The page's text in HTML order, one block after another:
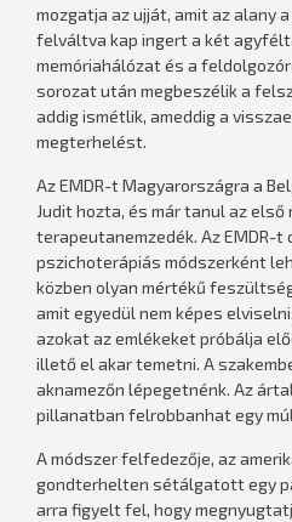
mozgatja az ujját, amit az alany
felváltva kap ingert a két
memóriahálózat és a
sorozat után megbeszélik a
addig ismétlik, ameddig a
megterhelést.
Az EMDR-t Magyarországra a
Judit hozta, és már tanul az első
terapeutanemzedék. Az EMDR-t
pszichoterápiás módszerként
közben olyan mértékű
amit egyedül nem képes
azokat az emlékeket próbálja
illető el akar temetni. A
aknamezőn lépegetnénk. Az
pillanatban felrobbanhat egy
A módszer felfedezője, az
gondterhelten sétálgatott egy
arra figyelt fel, hogy